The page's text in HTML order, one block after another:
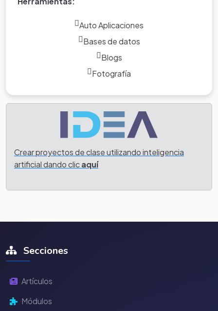
Auto Aplicaciones
Bases de datos
Blogs
Fotografía
Crear proyectos de clase utilizando inteligencia
artificial dando clicaquí
Secciones
Artículos
Módulos